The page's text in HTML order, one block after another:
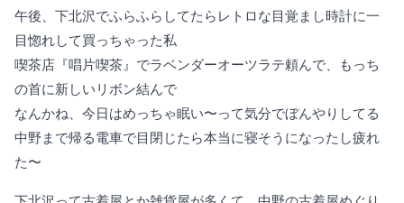
午後、下北沢でふらふらしてたらレトロな目覚まし時計に一
目惚れして買っちゃった私
喫茶店『唱片喫茶』でラベンダーオーツラテ頼んで、もっち
の首に新しいリボン結んで
なんかね、今日はめっちゃ眠い〜って気分でぼんやりしてる
中野まで帰る電車で目閉じたら本当に寝そうになったし疲れ
た〜